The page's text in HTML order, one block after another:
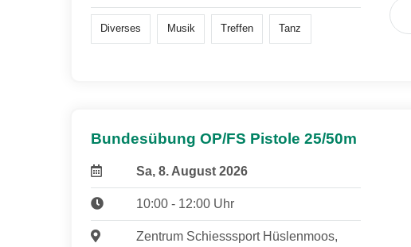
Diverses Musik Treffen Tanz
Bundesübung OP/FS Pistole 25/50m
Sa, 8. August 2026
10:00 - 12:00 Uhr
Zentrum Schiesssport Hüslenmoos,